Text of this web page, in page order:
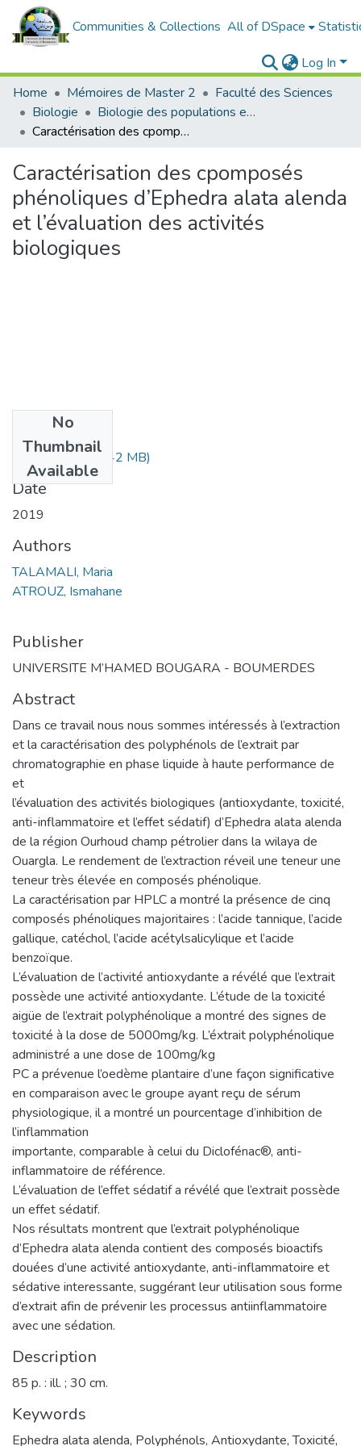
Communities & Collections All of DSpace
Log In
Home
Mémoires de Master 2
Faculté des Sciences
Biologie
Biologie des populations et des organismes(BPO)
Caractérisation des cpomposés phénoliques d’Ephedra alata alenda et l’évaluation des activités biologiques
Caractérisation des cpomposés
phénoliques d’Ephedra alata alenda
et l’évaluation des activités
biologiques
No
Thumbnail
Available
Classeur1.pdf(3.42 MB)
Date
2019
Authors
TALAMALI, Maria
ATROUZ, Ismahane
Publisher
UNIVERSITE M’HAMED BOUGARA - BOUMERDES
Abstract
Dans ce travail nous nous sommes intéressés à l’extraction
et la caractérisation des polyphénols de l’extrait par
chromatographie en phase liquide à haute performance de
et
l’évaluation des activités biologiques (antioxydante, toxicité,
anti-inflammatoire et l’effet sédatif) d’Ephedra alata alenda
de la région Ourhoud champ pétrolier dans la wilaya de
Ouargla. Le rendement de l’extraction réveil une teneur une
teneur très élevée en composés phénolique.
La caractérisation par HPLC a montré la présence de cinq
composés phénoliques majoritaires : l’acide tannique, l’acide
gallique, catéchol, l’acide acétylsalicylique et l’acide
benzoïque.
L’évaluation de l’activité antioxydante a révélé que l’extrait
possède une activité antioxydante. L’étude de la toxicité
aigüe de l’extrait polyphénolique a montré des signes de
toxicité à la dose de 5000mg/kg. L’éxtrait polyphénolique
administré a une dose de 100mg/kg
PC a prévenue l’oedème plantaire d’une façon significative
en comparaison avec le groupe ayant reçu de sérum
physiologique, il a montré un pourcentage d’inhibition de
l’inflammation
importante, comparable à celui du Diclofénac®, anti-
inflammatoire de référence.
L’évaluation de l’effet sédatif a révélé que l’extrait possède
un effet sédatif.
Nos résultats montrent que l’extrait polyphénolique
d’Ephedra alata alenda contient des composés bioactifs
douées d’une activité antioxydante, anti-inflammatoire et
sédative interessante, suggérant leur utilisation sous forme
d’extrait afin de prévenir les processus antiinflammatoire
avec une sédation.
Description
85 p. : ill. ; 30 cm.
Keywords
Ephedra alata alenda, Polyphénols, Antioxydante,Toxicité,